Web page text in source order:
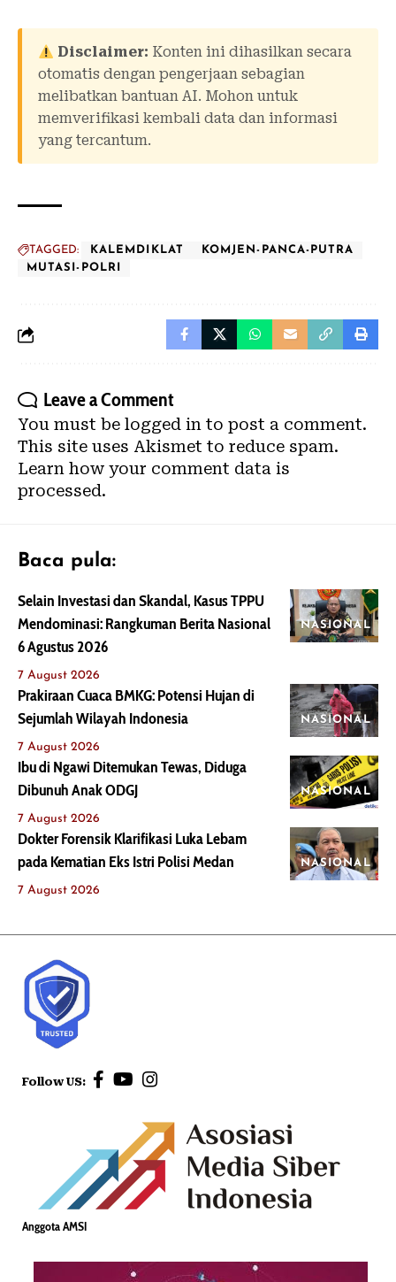
Disclaimer: Konten ini dihasilkan secara
otomatis dengan pengerjaan sebagian
melibatkan bantuan AI. Mohon untuk
memverifikasi kembali data dan informasi
yang tercantum.
TAGGED: KALEMDIKLAT
KOMJEN-PANCA-PUTRA
MUTASI-POLRI
Leave a Comment
You must be logged in to post a comment.
This site uses Akismet to reduce spam.
Learn how your comment data is
processed.
Baca pula:
NASIONAL
Selain Investasi dan Skandal, Kasus TPPU
Mendominasi: Rangkuman Berita Nasional
6 Agustus 2026
7 August 2026
NASIONAL
Prakiraan Cuaca BMKG: Potensi Hujan di
Sejumlah Wilayah Indonesia
7 August 2026
NASIONAL
Ibu di Ngawi Ditemukan Tewas, Diduga
Dibunuh Anak ODGJ
7 August 2026
NASIONAL
Dokter Forensik Klarifikasi Luka Lebam
pada Kematian Eks Istri Polisi Medan
7 August 2026
Follow US:
Anggota AMSI